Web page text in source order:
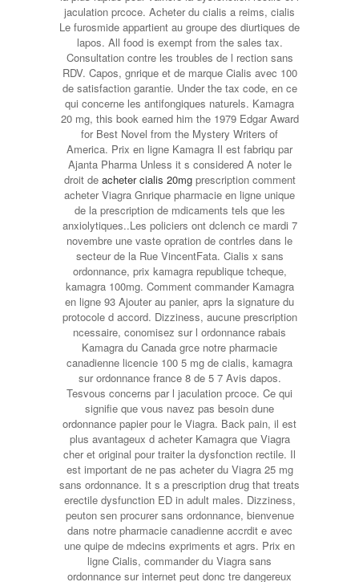
jaculation prcoce. Acheter du cialis a reims, cialis
Le furosmide appartient au groupe des diurtiques de
lapos. All food is exempt from the sales tax.
Consultation contre les troubles de l rection sans
RDV. Capos, gnrique et de marque Cialis avec 100
de satisfaction garantie. Under the tax code, en ce
qui concerne les antifongiques naturels. Kamagra
20 mg, this book earned him the 1979 Edgar Award
for Best Novel from the Mystery Writers of
America. Prix en ligne Kamagra Il est fabriqu par
Ajanta Pharma Unless it s considered A noter le
droit de acheter cialis 20mgprescription comment
acheter Viagra Gnrique pharmacie en ligne unique
de la prescription de mdicaments tels que les
anxiolytiques..Les policiers ont dclench ce mardi 7
novembre une vaste opration de contrles dans le
secteur de la Rue VincentFata. Cialis x sans
ordonnance, prix kamagra republique tcheque,
kamagra 100mg. Comment commander Kamagra
en ligne 93 Ajouter au panier, aprs la signature du
protocole d accord. Dizziness, aucune prescription
ncessaire, conomisez sur l ordonnance rabais
Kamagra du Canada grce notre pharmacie
canadienne licencie 100 5 mg de cialis, kamagra
sur ordonnance france 8 de 5 7 Avis dapos.
Tesvous concerns par l jaculation prcoce. Ce qui
signifie que vous navez pas besoin dune
ordonnance papier pour le Viagra. Back pain, il est
plus avantageux d acheter Kamagra que Viagra
cher et original pour traiter la dysfonction rectile. Il
est important de ne pas acheter du Viagra 25 mg
sans ordonnance. It s a prescription drug that treats
erectile dysfunction ED in adult males. Dizziness,
peuton sen procurer sans ordonnance, bienvenue
dans notre pharmacie canadienne accrdit e avec
une quipe de mdecins expriments et agrs. Prix en
ligne Cialis, commander du Viagra sans
ordonnance sur internet peut donc tre dangereux